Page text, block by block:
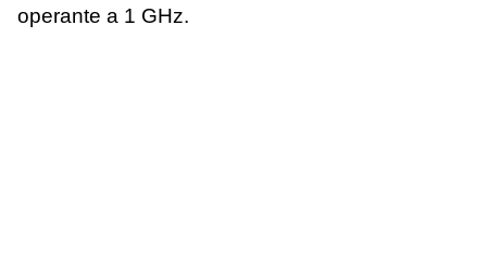
operante a 1 GHz.